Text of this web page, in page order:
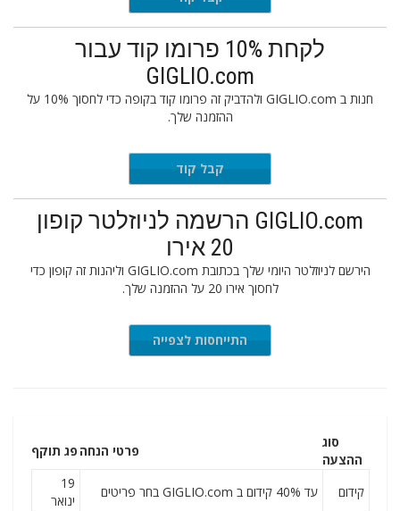
לקחת 10% פרומו קוד עבור
GIGLIO.com
חנות ב GIGLIO.com ולהדביק זה פרומו קוד בקופה כדי לחסוך 10% על
ההזמנה שלך.
קבל קוד
GIGLIO.com הרשמה לניוזלטר קופון
20 אירו
הירשם לניוזלטר היומי שלך בכתובת GIGLIO.com וליהנות זה קופון כדי
לחסוך אירו 20 על ההזמנה שלך.
התייחסות לצפייה
סוג
ההצעה
פרטי הנחה פג תוקף
קידום עד 40% קידום ב GIGLIO.com בחר פריטים
19
ינואר